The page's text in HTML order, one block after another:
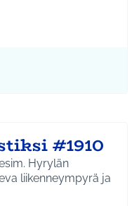
Infra ja liikenne
#1910
Hyrylän
liikenneympyrä ja